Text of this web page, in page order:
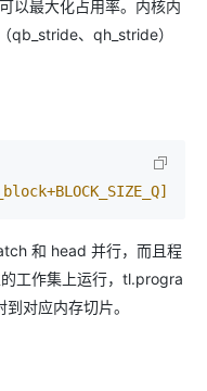
以最大化占用率。内核内
qb_stride、qh_stride）
和 head 并行，而且程
工作集上运行，tl.progra
对应内存切片。